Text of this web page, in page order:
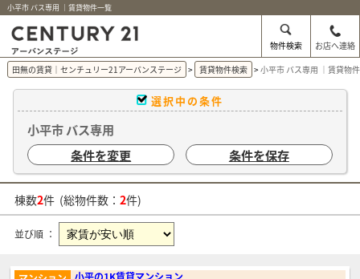
小平市 バス専用 ｜賃貸物件一覧
物件検索
お店へ連絡
田無の賃貸｜センチュリー21アーバンステージ
賃貸物件検索 小平市 バス専用 ｜賃貸物
選択中の条件
小平市 バス専用
条件を変更
条件を保存
棟数2件 (総物件数： 2件)
並び順 ：
小平の1K賃貸マンション